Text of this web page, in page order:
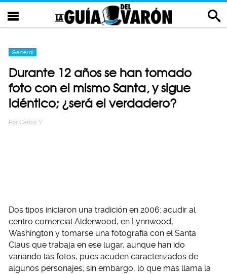
General
Durante 12 años se han tomado
foto con el mismo Santa, y sigue
idéntico; ¿será el verdadero?
Por Carlos Y
Dos tipos iniciaron una tradición en 2006: acudir al
centro comercial Alderwood, en Lynnwood,
Washington y tomarse una fotografía con el Santa
Claus que trabaja en ese lugar, aunque han ido
variando las fotos, pues acuden caracterizados de
algunos personajes; sin embargo, lo que más llama la